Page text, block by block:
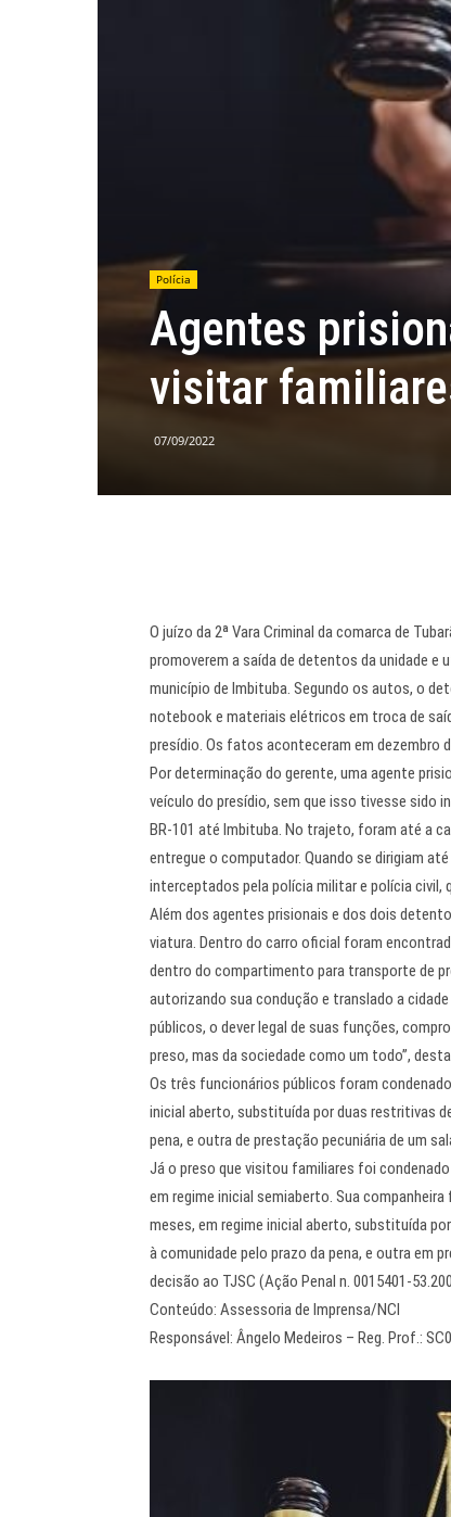
Polícia
Agentes
visitar
07/09/2022
O juízo da 2ª Vara Criminal da comarca de
promoverem a saída de detentos da unidade e
município de Imbituba. Segundo os autos, o
notebook e materiais elétricos em troca de
presídio. Os fatos aconteceram em dezembro
Por determinação do gerente, uma agente
veículo do presídio, sem que isso tivesse sido
BR-101 até Imbituba. No trajeto, foram até a
entregue o computador. Quando se dirigiam
interceptados pela polícia militar e polícia civil,
Além dos agentes prisionais e dos dois
viatura. Dentro do carro oficial foram
dentro do compartimento para transporte de
autorizando sua condução e translado a
públicos, o dever legal de suas funções,
preso, mas da sociedade como um todo”,
Os três funcionários públicos foram
inicial aberto, substituída por duas restritivas
pena, e outra de prestação pecuniária de um
Já o preso que visitou familiares foi
em regime inicial semiaberto. Sua
meses, em regime inicial aberto, substituída
à comunidade pelo prazo da pena, e outra em
decisão ao TJSC (Ação Penal n. 0015401-
Conteúdo: Assessoria de Imprensa/NCI
Responsável: Ângelo Medeiros – Reg. Prof.: